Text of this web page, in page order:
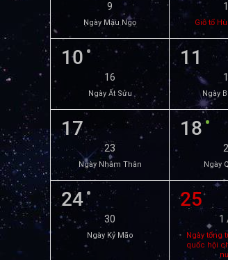
9
Ngày Mậu Ngọ Giỗ tổ
10
16
Ngày Ất Sửu
11
Ngày
17
23
Ngày Nhâm Thân
18
Ngày
24
30
Ngày Kỷ Mão
25
1
Ngày tổng
quốc hội